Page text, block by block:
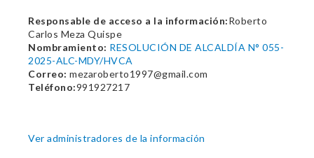
Responsable de acceso a la información:Roberto
Carlos Meza Quispe
Nombramiento: RESOLUCIÓN DE ALCALDÍA N° 055-
2025-ALC-MDY/HVCA
Correo: mezaroberto1997@gmail.com
Teléfono:991927217
Ver administradores de la información